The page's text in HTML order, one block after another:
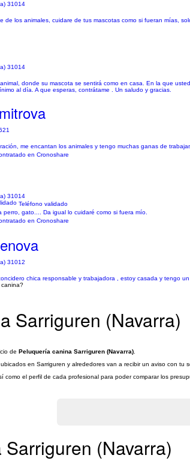
31014
de los animales, cuidare de tus mascotas como si fueran mías,
31014
donde su mascota se sentirá como en casa. En la que
al día. A que esperas, contrátame . Un saludo y gracias.
me encantan los animales y tengo muchas ganas de
en Cronoshare
31014
Teléfono validado
gato.... Da igual lo cuidaré como si fuera mío.
en Cronoshare
31012
chica responsable y trabajadora , estoy casada y tengo
Sarriguren (Navarra)
de Peluquería canina Sarriguren (Navarra)
en Sarriguren y alrededores van a recibir un aviso con
el perfil de cada profesional para poder comparar los
(Navarra)